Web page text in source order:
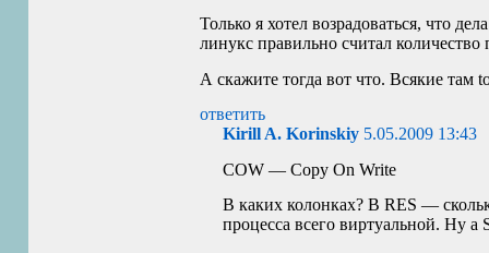
Только я хотел возрадоваться, что
линукс правильно считал количество
А скажите тогда вот что. Всякие там
ответить
Kirill A. Korinskiy 5.05.2009 13:43
COW— Copy On Write
В каких колонках? В RES —
процесса всего виртуальной. Ну а